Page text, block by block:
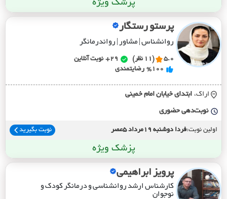
پزشک ویژه
پرستو رستگار
روانشناس | مشاور | رواندرمانگر
5.0 (11 نظر) 29+
نوبت آنلاین
%100 رضایتمندی
اراک، ابتداي خيابان امام خميني
نوبت‌دهی حضوری
اولین نوبت:فردا دوشنبه 19مرداد 5عصر نوبت بگیرید
پزشک ویژه
پرویز ابراهیمی
کارشناس ارشد روانشناسی و درمانگر کودک و
نوجوان